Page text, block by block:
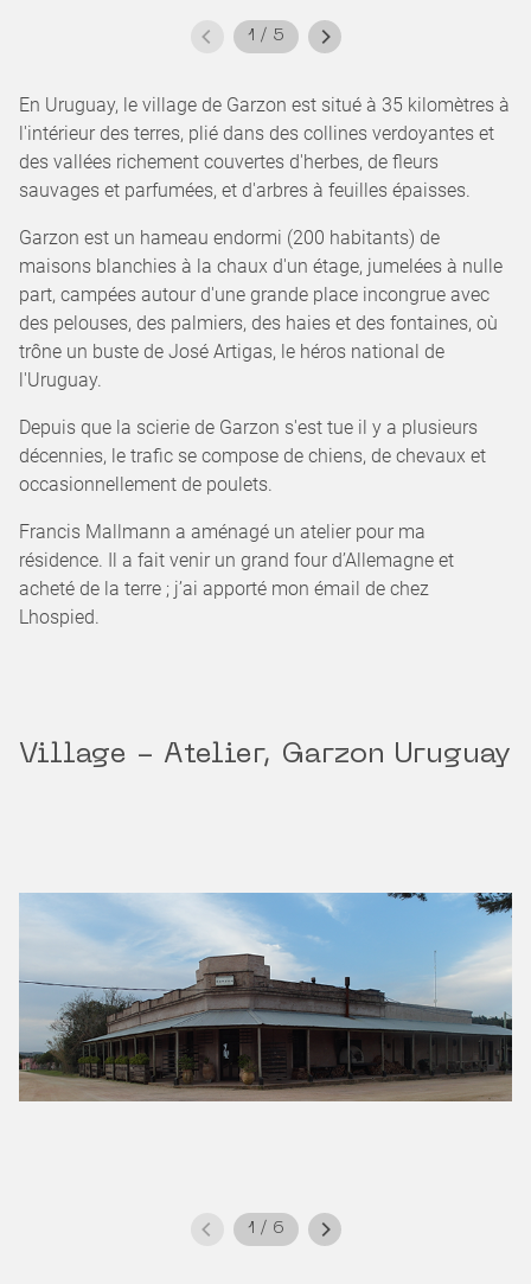
1 / 5
En Uruguay, le village de Garzon est situé à 35 kilomètres à
l'intérieur des terres, plié dans des collines verdoyantes et
des vallées richement couvertes d'herbes, de fleurs
sauvages et parfumées, et d'arbres à feuilles épaisses.
Garzon est un hameau endormi (200 habitants) de
maisons blanchies à la chaux d'un étage, jumelées à nulle
part, campées autour d'une grande place incongrue avec
des pelouses, des palmiers, des haies et des fontaines, où
trône un buste de José Artigas, le héros national de
l'Uruguay.
Depuis que la scierie de Garzon s'est tue il y a plusieurs
décennies, le trafic se compose de chiens, de chevaux et
occasionnellement de poulets.
Francis Mallmann a aménagé un atelier pour ma
résidence. Il a fait venir un grand four d’Allemagne et
acheté de la terre ; j’ai apporté mon émail de chez
Lhospied.
Village - Atelier, Garzon Uruguay
1 / 6